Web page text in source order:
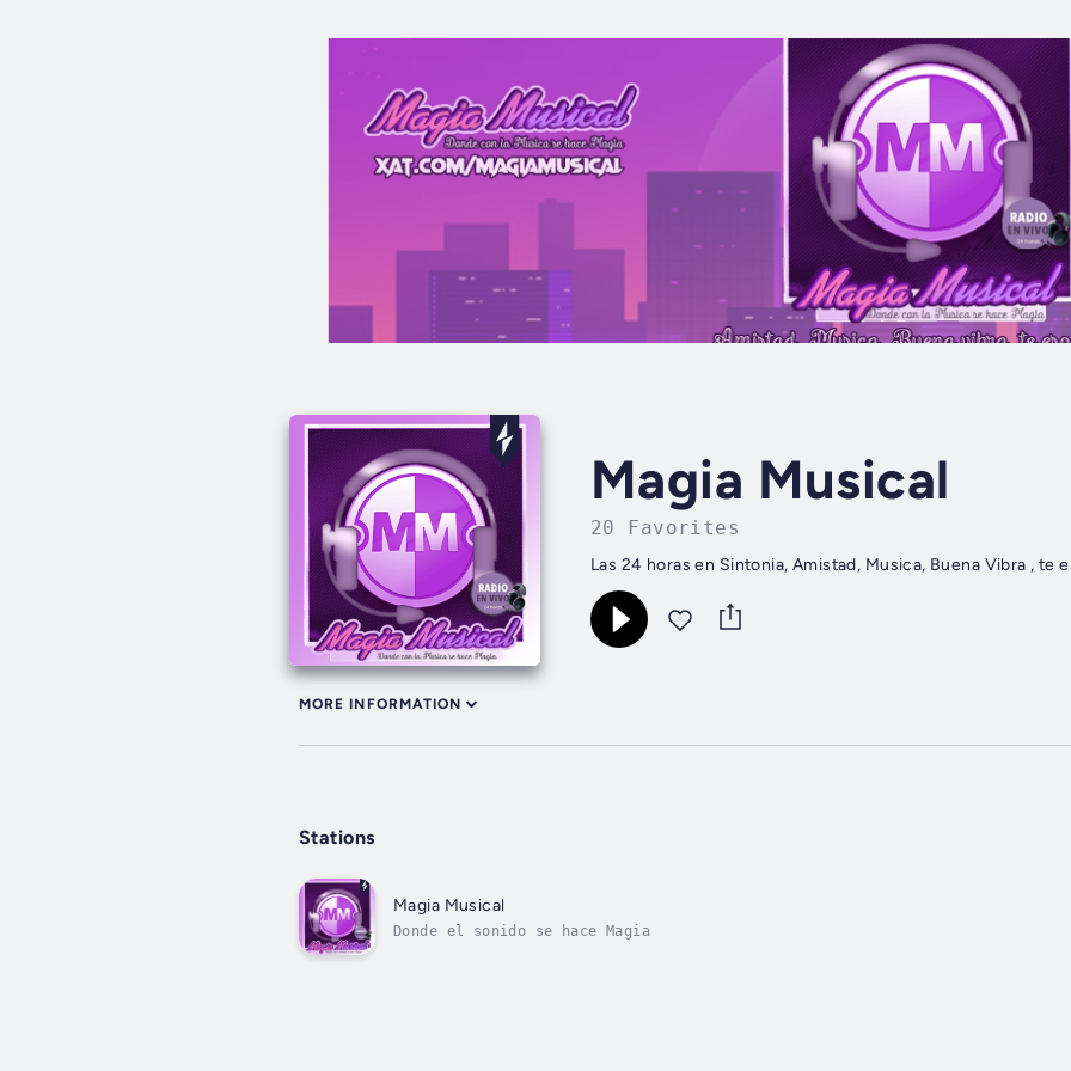
Magia Musical
20 Favorites
Las 24 horas en Sintonia, Amistad, Musica, Buena Vibra , te
MORE INFORMATION
Stations
Magia Musical
Donde el sonido se hace Magia